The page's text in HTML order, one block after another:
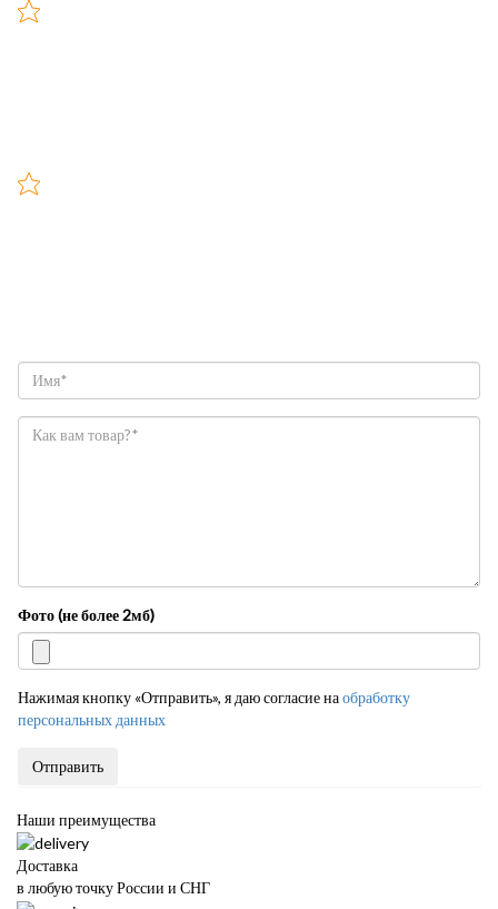
Фото (не более 2мб)
Нажимая кнопку «Отправить», я даю согласие наобработку
персональных данных
Отправить
Наши преимущества
Доставка
в любую точку России и СНГ